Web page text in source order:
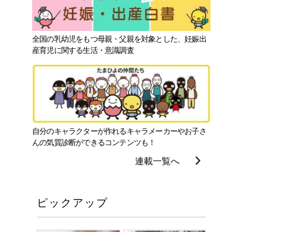
全国の乳幼児をもつ母親・父親を対象とした、妊娠出
産育児に関する生活・意識調査
自分のキャラクターが作れるキャラメーカーやお子さ
んの気質診断ができるコンテンツも！
連載一覧へ
ピックアップ